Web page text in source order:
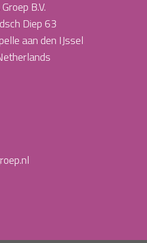
B.V.
Diep 63
aan den IJssel